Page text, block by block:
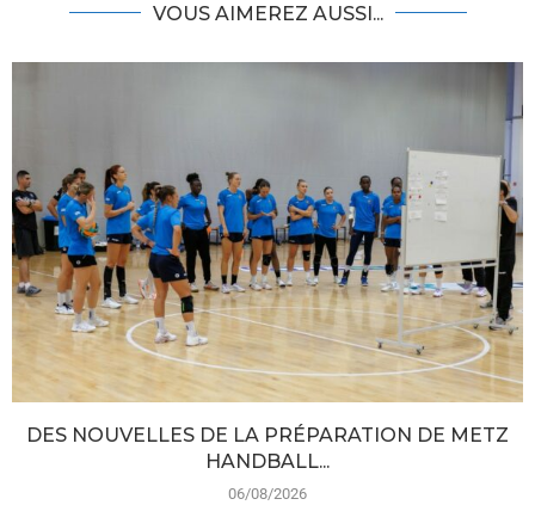
VOUS AIMEREZ AUSSI...
DES NOUVELLES DE LA PRÉPARATION DE METZ
HANDBALL...
06/08/2026